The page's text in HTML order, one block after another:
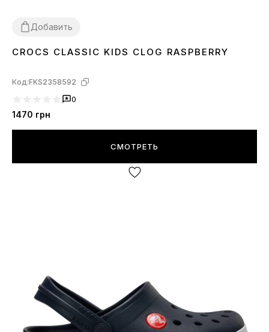
Добавить
262728 29303132 3334
CROCS CLASSIC KIDS CLOG RASPBERRY
Код:FKS2358592
0
1470 грн
СМОТРЕТЬ